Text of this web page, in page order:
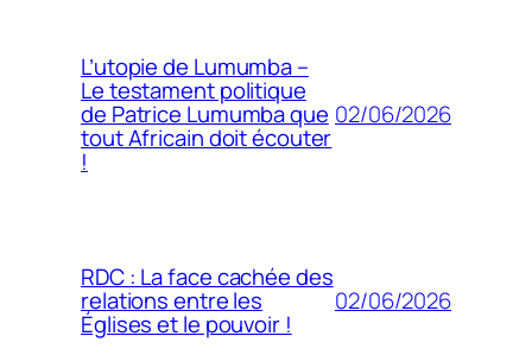
L’utopie de Lumumba –
Le testament politique
de Patrice Lumumba que
tout Africain doit écouter
!
02/06/2026
RDC : La face cachée des
relations entre les
Églises et le pouvoir !
02/06/2026